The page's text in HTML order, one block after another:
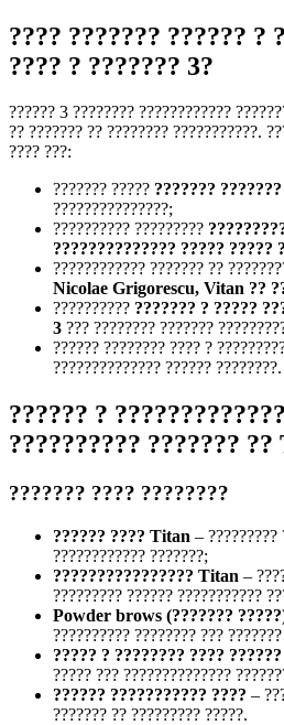
???? ??????? ?????? ?
???? ? ??????? 3?
?????? 3 ???????? ????????????
?? ??????? ?? ???????? ???????????.
???? ???:
??????? ????? ???????
???????????????;
?????????? ?????????
?????????????? ????? ?????
???????????? ??????? ??
Nicolae Grigorescu, Vitan ??
?????????? ??????? ? ?????
3 ??? ???????? ???????
?????? ???????? ???? ?
?????????????? ?????? ????????.
?????? ?
?????????? ???????
??????? ???? ????????
?????? ???? Titan – ?????????
???????????? ???????;
???????????????? Titan –
????????? ?????? ???????????
Powder brows (???????
?????????? ???????? ???
????? ? ???????? ????
????? ??? ??????????????
?????? ??????????? ???? –
??????? ?? ????????? ?????.